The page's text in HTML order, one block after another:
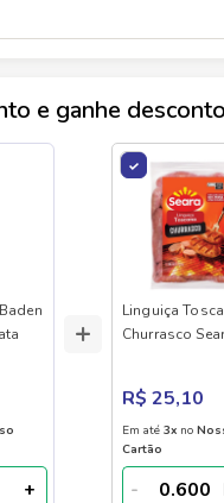
e ganhe desconto
+
+
Linguiça
Churrasco
R$ 25,10
Em até 3x no
Cartão
-